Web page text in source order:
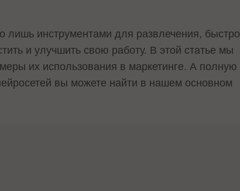
лишь инструментами для развлечения, быстро
и улучшить свою работу. В этой статье мы
их использования в маркетинге. А полную
вы можете найти в нашем основном